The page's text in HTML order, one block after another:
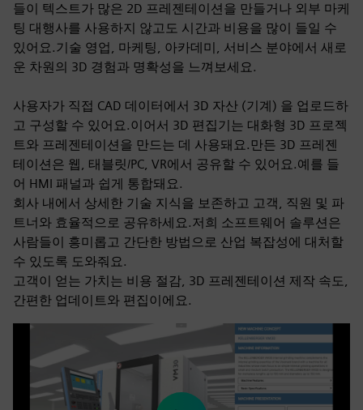
들이 텍스트가 많은 2D 프레젠테이션을 만들거나 외부 마케
팅 대행사를 사용하지 않고도 시간과 비용을 많이 들일 수
있어요.기술 영업, 마케팅, 아카데미, 서비스 분야에서 새로
운 차원의 3D 경험과 명확성을 느껴보세요.
사용자가 직접 CAD 데이터에서 3D 자산 (기계) 을 업로드하
고 구성할 수 있어요.이어서 3D 편집기는 대화형 3D 프로젝
트와 프레젠테이션을 만드는 데 사용돼요.만든 3D 프레젠
테이션은 웹, 태블릿/PC, VR에서 공유할 수 있어요.예를 들
어 HMI 패널과 쉽게 통합돼요.
회사 내에서 상세한 기술 지식을 보존하고 고객, 직원 및 파
트너와 효율적으로 공유하세요.저희 소프트웨어 솔루션은
사람들이 흥미롭고 간단한 방법으로 산업 복잡성에 대처할
수 있도록 도와줘요.
고객이 얻는 가치는 비용 절감, 3D 프레젠테이션 제작 속도,
간편한 업데이트와 편집이에요.